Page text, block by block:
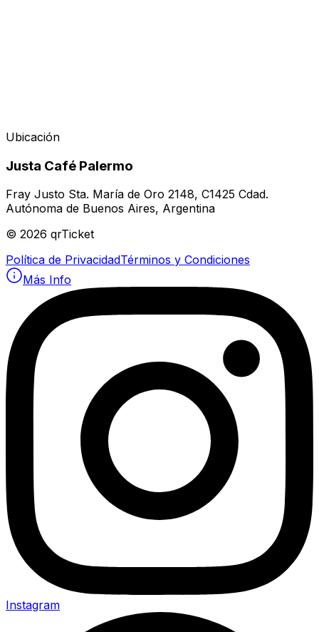
Ubicación
Justa Café Palermo
Fray Justo Sta. María de Oro 2148, C1425 Cdad.
Autónoma de Buenos Aires, Argentina
© 2026 qrTicket
Política de PrivacidadTérminos y Condiciones
Más Info
Instagram